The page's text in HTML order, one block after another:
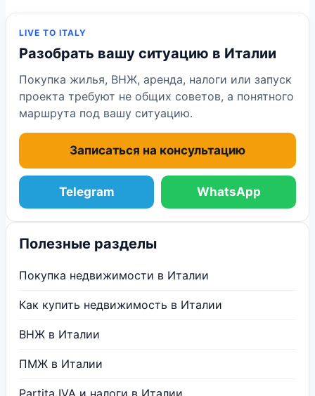
LIVE TO ITALY
Разобрать вашу ситуацию в Италии
Покупка жилья, ВНЖ, аренда, налоги или запуск
проекта требуют не общих советов, а понятного
маршрута под вашу ситуацию.
Записаться на консультацию
Telegram WhatsApp
Полезные разделы
Покупка недвижимости в Италии
Как купить недвижимость в Италии
ВНЖ в Италии
ПМЖ в Италии
Partita IVA и налоги в Италии